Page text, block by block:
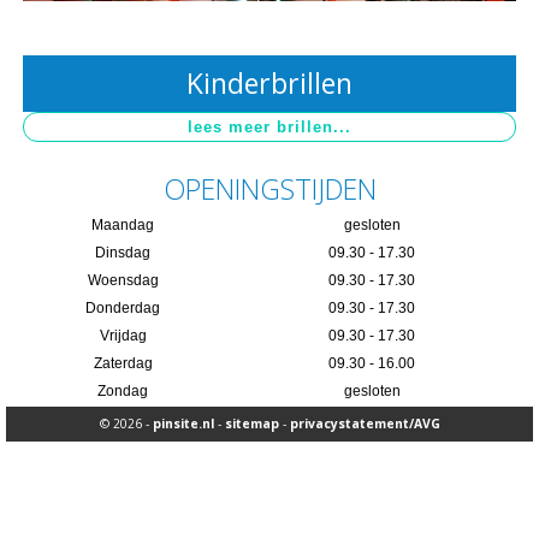
Kinderbrillen
OPENINGSTIJDEN
Maandag
gesloten
Dinsdag
09.30 - 17.30
Woensdag
09.30 - 17.30
Donderdag
09.30 - 17.30
Vrijdag
09.30 - 17.30
Zaterdag
09.30 - 16.00
Zondag
gesloten
© 2026 - pinsite.nl- sitemap- privacystatement/AVG